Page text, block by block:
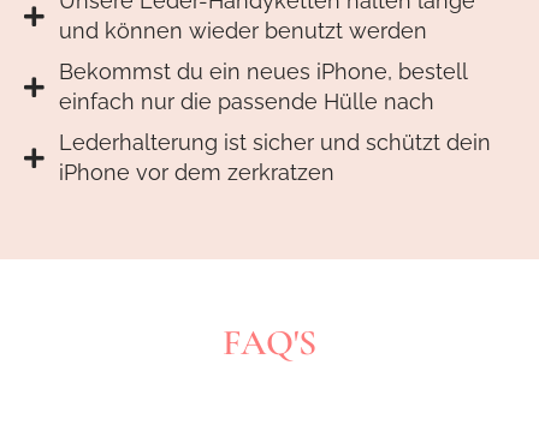
und können wieder benutzt werden
Bekommst du ein neues iPhone, bestell
einfach nur die passende Hülle nach
Lederhalterung ist sicher und schützt dein
iPhone vor dem zerkratzen
FAQ'S